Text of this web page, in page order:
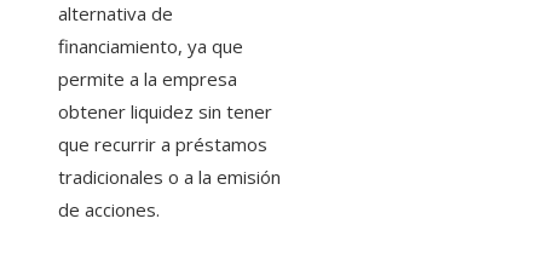
alternativa de
financiamiento, ya que
permite a la empresa
obtener liquidez sin tener
que recurrir a préstamos
tradicionales o a la emisión
de acciones.